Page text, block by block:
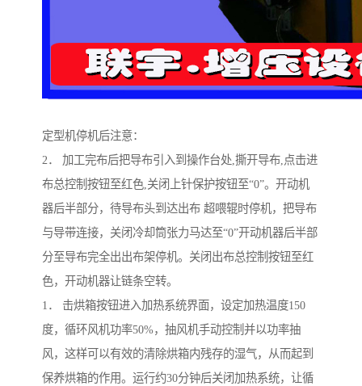
定型机停机后注意：
2． 加工完布后把导布引入到操作台处,撕开导布,点击进
布总控制按钮至红色,关闭上针保护按钮至“0”。开动机
器后半部分，待导布头到达出布 超喂辊时停机，把导布
与导带连接，关闭冷却筒张力马达至“0”开动机器后半部
分至导布完全出出布架停机。关闭出布总控制按钮至红
色，开动机器让链条空转。
1． 击烘箱按钮进入加热系统界面，设定加热温度150
度，循环风机功率50%，抽风机手动控制并以功率抽
风，这样可以有效的清除烘箱内残存的湿气，从而起到
保养烘箱的作用。运行约30分钟后关闭加热系统，让循